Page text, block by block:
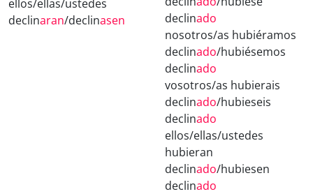
ellos/ellas/ustedes
declinaran/declinasen
declinado
nosotros/as hubiéramos
declinado/hubiésemos
declinado
vosotros/as hubierais
declinado/hubieseis
declinado
ellos/ellas/ustedes
hubieran
declinado/hubiesen
declinado